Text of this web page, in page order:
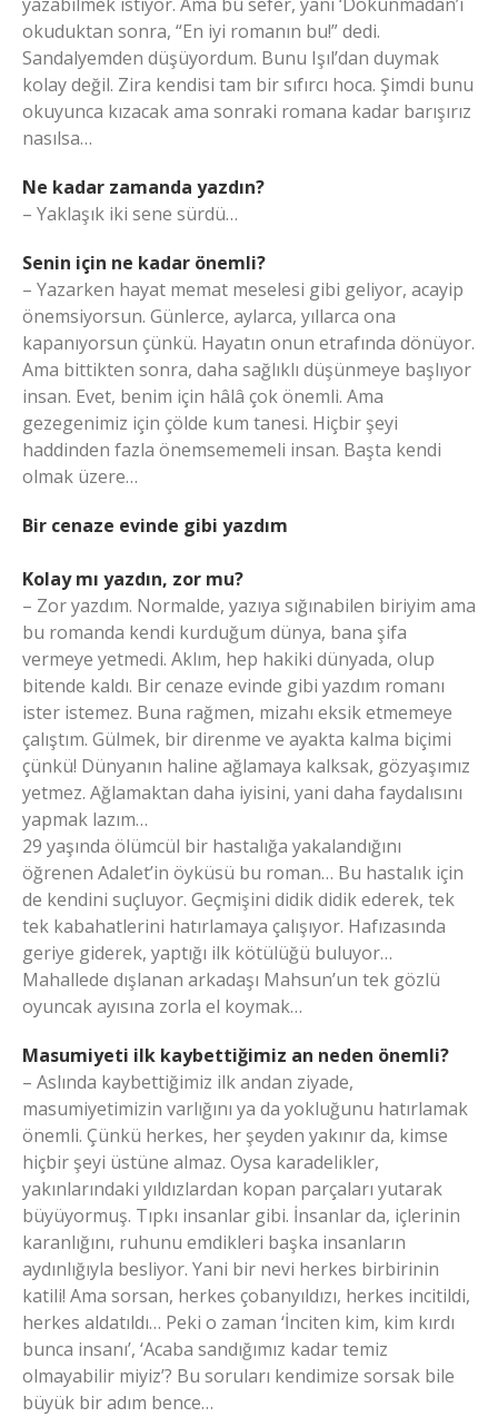
okuduktan sonra, “En iyi romanın bu!” dedi.
Sandalyemden düşüyordum. Bunu Işıl’dan duymak
kolay değil. Zira kendisi tam bir sıfırcı hoca. Şimdi bunu
okuyunca kızacak ama sonraki romana kadar barışırız
nasılsa…
Ne kadar zamanda yazdın?
– Yaklaşık iki sene sürdü…
Senin için ne kadar önemli?
– Yazarken hayat memat meselesi gibi geliyor, acayip
önemsiyorsun. Günlerce, aylarca, yıllarca ona
kapanıyorsun çünkü. Hayatın onun etrafında dönüyor.
Ama bittikten sonra, daha sağlıklı düşünmeye başlıyor
insan. Evet, benim için hâlâ çok önemli. Ama
gezegenimiz için çölde kum tanesi. Hiçbir şeyi
haddinden fazla önemsememeli insan. Başta kendi
olmak üzere…
Bir cenaze evinde gibi yazdım
Kolay mı yazdın, zor mu?
– Zor yazdım. Normalde, yazıya sığınabilen biriyim ama
bu romanda kendi kurduğum dünya, bana şifa
vermeye yetmedi. Aklım, hep hakiki dünyada, olup
bitende kaldı. Bir cenaze evinde gibi yazdım romanı
ister istemez. Buna rağmen, mizahı eksik etmemeye
çalıştım. Gülmek, bir direnme ve ayakta kalma biçimi
çünkü! Dünyanın haline ağlamaya kalksak, gözyaşımız
yetmez. Ağlamaktan daha iyisini, yani daha faydalısını
yapmak lazım…
29 yaşında ölümcül bir hastalığa yakalandığını
öğrenen Adalet’in öyküsü bu roman… Bu hastalık için
de kendini suçluyor. Geçmişini didik didik ederek, tek
tek kabahatlerini hatırlamaya çalışıyor. Hafızasında
geriye giderek, yaptığı ilk kötülüğü buluyor…
Mahallede dışlanan arkadaşı Mahsun’un tek gözlü
oyuncak ayısına zorla el koymak…
Masumiyeti ilk kaybettiğimiz an neden önemli?
– Aslında kaybettiğimiz ilk andan ziyade,
masumiyetimizin varlığını ya da yokluğunu hatırlamak
önemli. Çünkü herkes, her şeyden yakınır da, kimse
hiçbir şeyi üstüne almaz. Oysa karadelikler,
yakınlarındaki yıldızlardan kopan parçaları yutarak
büyüyormuş. Tıpkı insanlar gibi. İnsanlar da, içlerinin
karanlığını, ruhunu emdikleri başka insanların
aydınlığıyla besliyor. Yani bir nevi herkes birbirinin
katili! Ama sorsan, herkes çobanyıldızı, herkes incitildi,
herkes aldatıldı… Peki o zaman ‘İnciten kim, kim kırdı
bunca insanı’, ‘Acaba sandığımız kadar temiz
olmayabilir miyiz’? Bu soruları kendimize sorsak bile
büyük bir adım bence…